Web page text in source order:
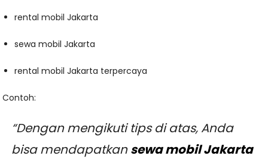
rental mobil Jakarta
sewa mobil Jakarta
rental mobil Jakarta terpercaya
Contoh:
“Dengan mengikuti tips di atas, Anda
bisa mendapatkansewa mobil Jakarta